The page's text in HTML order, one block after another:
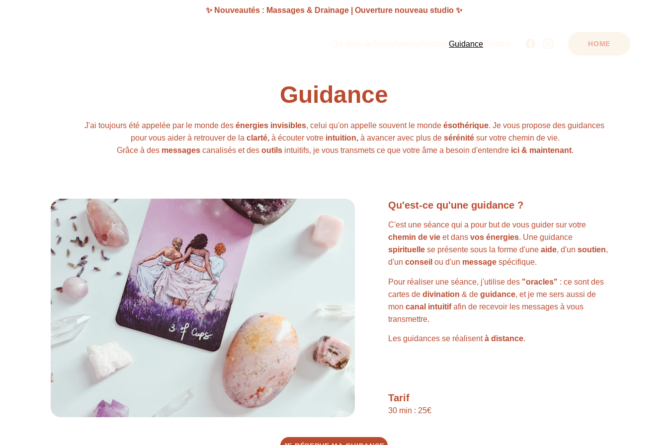
✨ Nouveautés : Massages & Drainage | Ouverture nouveau studio ✨
ProduitsGuidance HOME
Guidance
Tarif
30 min : 25€
Qu'est-ce qu'une guidance ?
C'est une séance qui a pour but de vous guider sur votre
chemin de vie et dans vos énergies. Une guidance
spirituelle se présente sous la forme d'une aide, d'un soutien,
d'un conseil ou d'un message spécifique.
Pour réaliser une séance, j'utilise des "oracles" : ce sont des
cartes de divination & de guidance, et je me sers aussi de
mon canal intuitif afin de recevoir les messages à vous
transmettre.
Les guidances se réalisent à distance.
J'ai toujours été appelée par le monde des énergies invisibles, celui qu'on appelle souvent le monde ésothérique. Je vous propose des guidances
pour vous aider à retrouver de la clarté, à écouter votre intuition, à avancer avec plus de sérénité sur votre chemin de vie.
Grâce à des messages canalisés et des outils intuitifs, je vous transmets ce que votre âme a besoin d'entendre ici & maintenant.